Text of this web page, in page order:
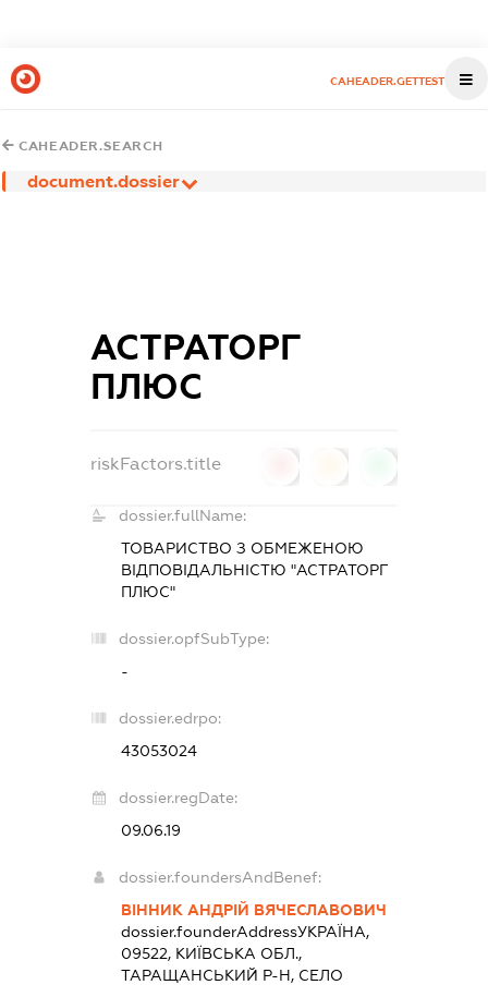
CAHEADER.GETTEST
CAHEADER.SEARCH
document.dossier
АСТРАТОРГ
ПЛЮС
riskFactors.title
dossier.fullName:
ТОВАРИСТВО З ОБМЕЖЕНОЮ
ВІДПОВІДАЛЬНІСТЮ "АСТРАТОРГ
ПЛЮС"
dossier.opfSubType:
-
dossier.edrpo:
43053024
dossier.regDate:
09.06.19
dossier.foundersAndBenef:
ВІННИК АНДРІЙ ВЯЧЕСЛАВОВИЧ
dossier.founderAddressУКРАЇНА,
09522, КИЇВСЬКА ОБЛ.,
ТАРАЩАНСЬКИЙ Р-Н, СЕЛО